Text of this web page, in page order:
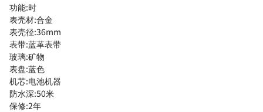
功能:时
表壳材:合金
表壳径:36mm
表带:蓝革表带
玻璃:矿物
表盘:蓝色
机芯:电池机器
防水深:50米
保修:2年